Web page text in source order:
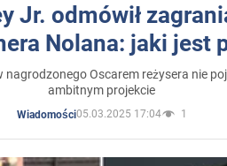
Jr. odmówił
Nolana: jaki jest
Oscarem reżysera nie
ambitnym projekcie
Wiadomości05.03.2025 17:04 1